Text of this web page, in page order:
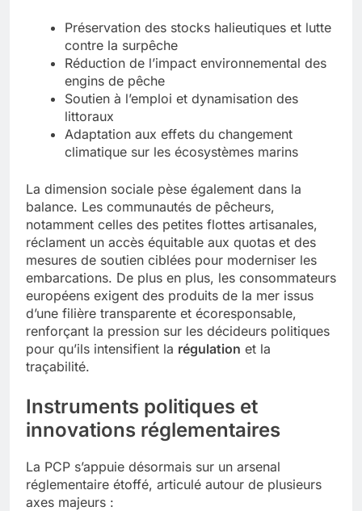
Préservation des stocks halieutiques et lutte
contre la surpêche
Réduction de l’impact environnemental des
engins de pêche
Soutien à l’emploi et dynamisation des
littoraux
Adaptation aux effets du changement
climatique sur les écosystèmes marins
La dimension sociale pèse également dans la
balance. Les communautés de pêcheurs,
notamment celles des petites flottes artisanales,
réclament un accès équitable aux quotas et des
mesures de soutien ciblées pour moderniser les
embarcations. De plus en plus, les consommateurs
européens exigent des produits de la mer issus
d’une filière transparente et écoresponsable,
renforçant la pression sur les décideurs politiques
pour qu’ils intensifient la régulation et la
traçabilité.
Instruments politiques et
innovations réglementaires
La PCP s’appuie désormais sur un arsenal
réglementaire étoffé, articulé autour de plusieurs
axes majeurs :